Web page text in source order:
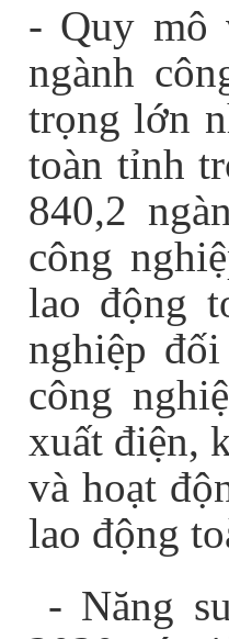
- Quy mô
ngành
trọng lớn
toàn tỉnh
840,2
công
lao động
nghiệp
công
xuất điện,
và hoạt
lao động
- Năng